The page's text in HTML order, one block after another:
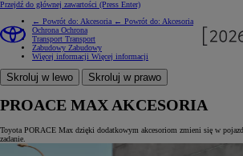
Przejdź do głównej zawartości (Press Enter)
← Powrót do: Akcesoria ← Powrót do: Akcesoria
Ochrona Ochrona
Transport Transport
Zabudowy Zabudowy
Więcej informacji Więcej informacji
Skroluj w lewo Skroluj w prawo
PROACE MAX AKCESORIA
Toyota PORACE Max dzięki dodatkowym akcesoriom zmieni się w
zadanie.